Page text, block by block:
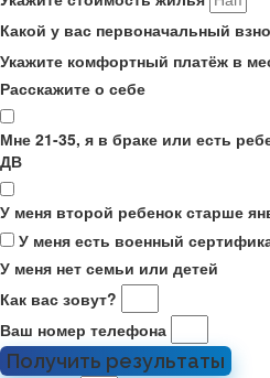
Какой у вас первоначальный
Укажите комфортный платёж в
Расскажите о себе
Мне 21-35, я в браке или есть
ДВ
У меня второй ребенок старше
У меня есть военный
У меня нет семьи или детей
Как вас зовут?
Ваш номер телефона
Получить результаты